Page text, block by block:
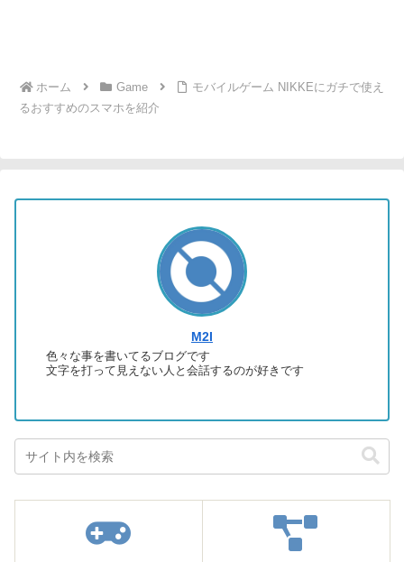
ホーム Game
モバイルゲーム NIKKEにガチで使え
るおすすめのスマホを紹介
M2I
色々な事を書いてるブログです
文字を打って見えない人と会話するのが好きです